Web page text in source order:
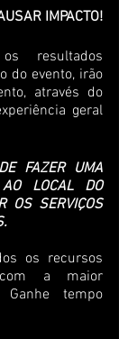
IMPACTO!
resultados
do evento, irão
através do
geral
FAZER UMA
LOCAL DO
OS SERVIÇOS
os recursos
a maior
Ganhe tempo